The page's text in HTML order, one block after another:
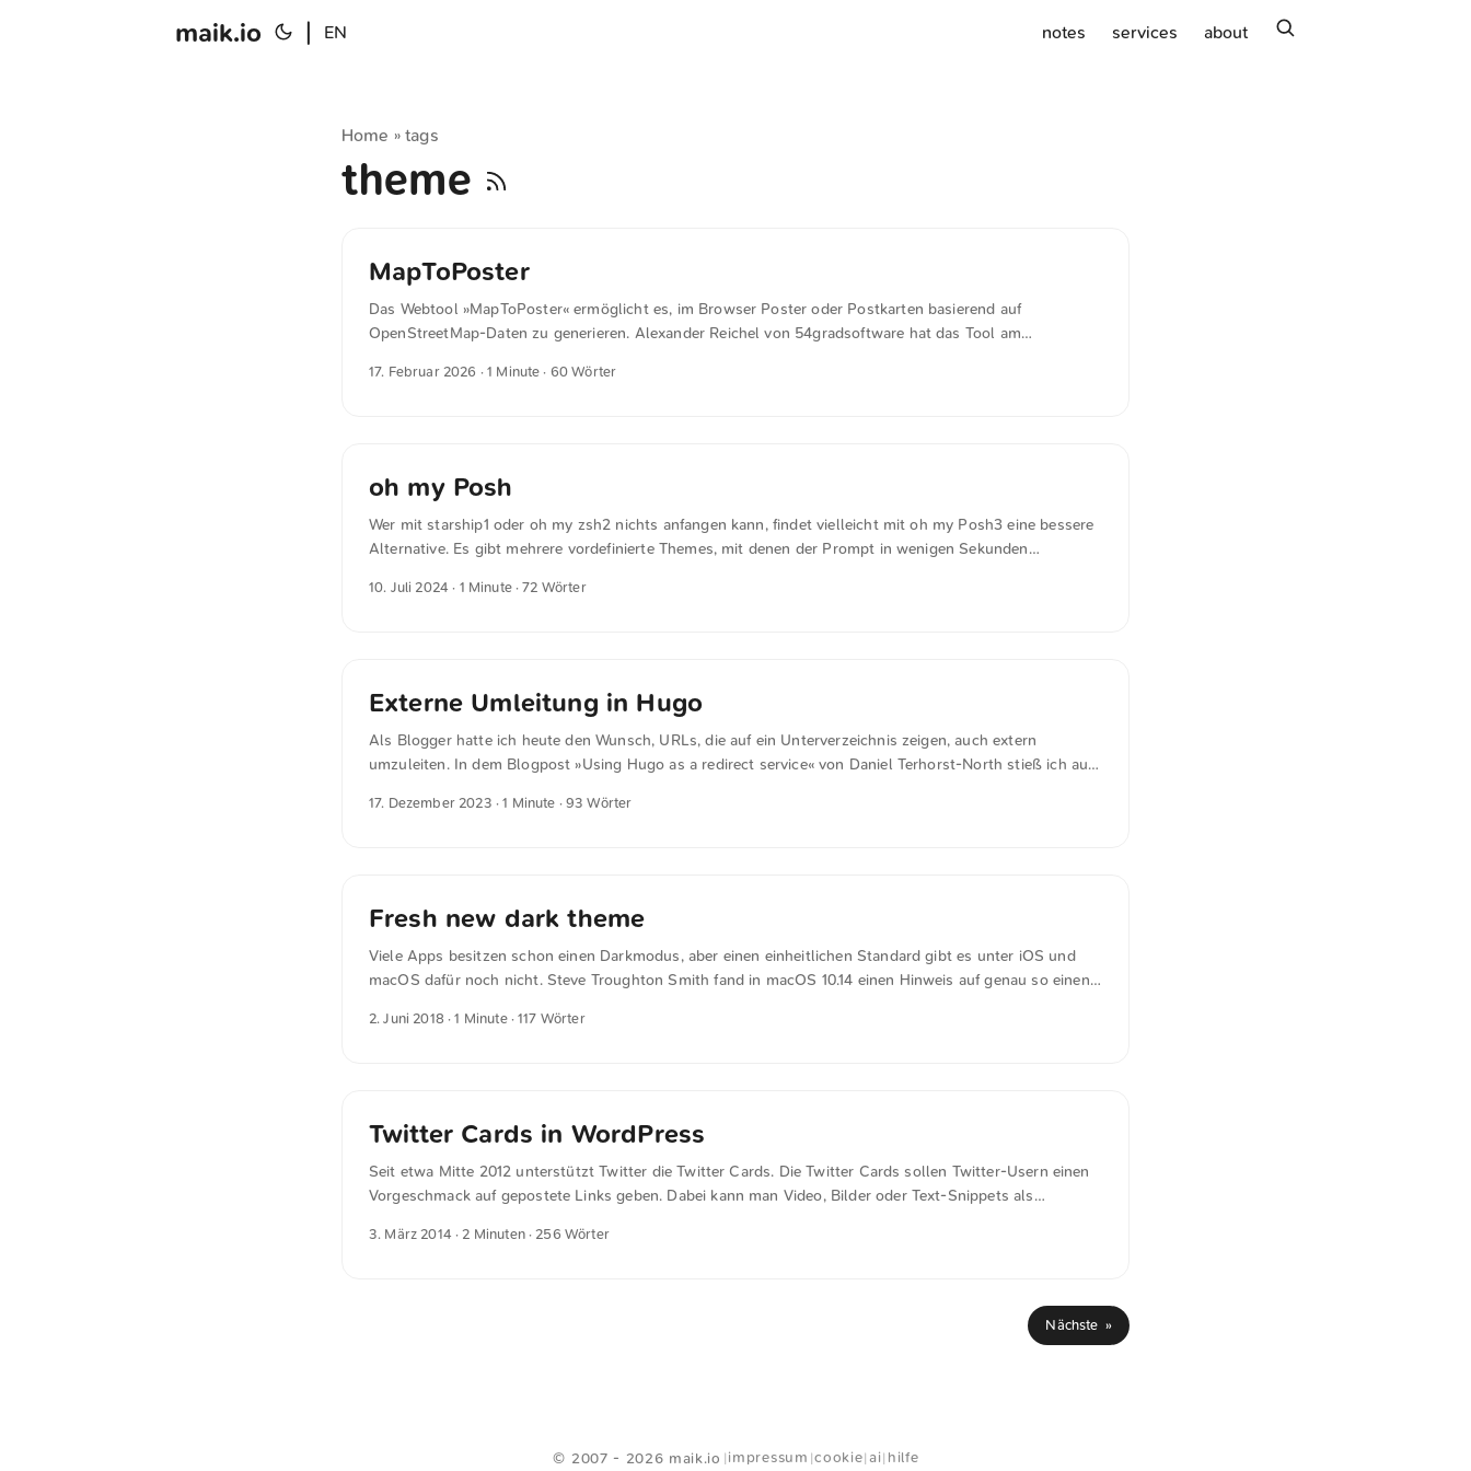
maik.io EN notes services about
Home »tags
theme
MapToPoster
Das Webtool »MapToPoster« ermöglicht es, im Browser Poster oder Postkarten basierend auf
OpenStreetMap-Daten zu generieren. Alexander Reichel von 54gradsoftware hat das Tool am
den Server für die nächsten Monate zu betreiben. Das Tool basiert auf dem GitHub-Projekt maptoposter
17. Februar 2026 · 1 Minute · 60 Wörter
oh my Posh
Wer mit starship1 oder oh my zsh2 nichts anfangen kann, findet vielleicht mit oh my Posh3 eine bessere
Alternative. Es gibt mehrere vordefinierte Themes, mit denen der Prompt in wenigen Sekunden
nushell. Es ist in Go geschrieben und kann auf GNU/Linux, macOS, Windows und Termux (Android)
10. Juli 2024 · 1 Minute · 72 Wörter
Externe Umleitung in Hugo
Als Blogger hatte ich heute den Wunsch, URLs, die auf ein Unterverzeichnis zeigen, auch extern
umzuleiten. In dem Blogpost »Using Hugo as a redirect service« von Daniel Terhorst-North stieß ich auf
werden: /layouts/redirect/single.html. Der Datei muss der folgende Quellcode hinzugefügt werden: {{-
17. Dezember 2023 · 1 Minute · 93 Wörter
Fresh new dark theme
Viele Apps besitzen schon einen Darkmodus, aber einen einheitlichen Standard gibt es unter iOS und
macOS dafür noch nicht. Steve Troughton Smith fand in macOS 10.14 einen Hinweis auf genau so einen
details about Apple’s upcoming operating system. The OS is very clearly sporting a fresh new dark
2. Juni 2018 · 1 Minute · 117 Wörter
Twitter Cards in WordPress
Seit etwa Mitte 2012 unterstützt Twitter die Twitter Cards. Die Twitter Cards sollen Twitter-Usern einen
Vorgeschmack auf gepostete Links geben. Dabei kann man Video, Bilder oder Text-Snippets als
zu optimieren. Als Erstes fügt ihr folgenden Code in die function.php eures WordPress-Themes ein,
3. März 2014 · 2 Minuten · 256 Wörter
Nächste »
© 2007 - 2026 maik.io | impressum |cookie| ai | hilfe